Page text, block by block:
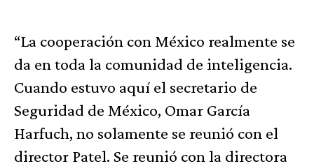
“La cooperación con México realmente se
da en toda la comunidad de inteligencia.
Cuando estuvo aquí el secretario de
Seguridad de México, Omar García
Harfuch, no solamente se reunió con el
director Patel. Se reunió con la directora